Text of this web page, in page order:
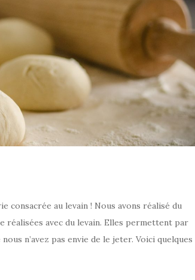
consacrée au levain ! Nous avons réalisé du
réalisées avec du levain. Elles permettent par
n’avez pas envie de le jeter. Voici quelques